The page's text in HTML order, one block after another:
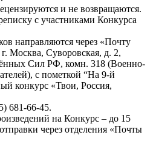
и не возвращаются.
с участниками Конкурса
направляются через «Почту
Москва, Суворовская, д. 2,
Сил РФ, комн. 318 (Военно-
с пометкой “На 9-й
конкурс «Твои, Россия,
681-66-45.
на Конкурс – до 15
через отделения «Почты